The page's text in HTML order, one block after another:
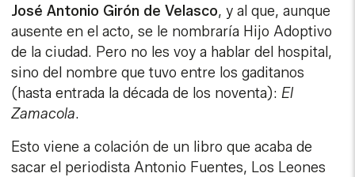
José Antonio Girón de Velasco, y al que, aunque
ausente en el acto, se le nombraría Hijo Adoptivo
de la ciudad. Pero no les voy a hablar del hospital,
sino del nombre que tuvo entre los gaditanos
(hasta entrada la década de los noventa):El
Zamacola.
Esto viene a colación de un libro que acaba de
sacar el periodista Antonio Fuentes, Los Leones